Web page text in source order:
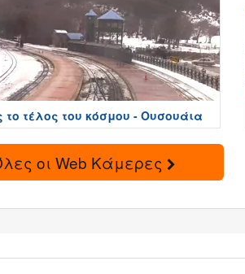
το τέλος του κόσμου - Ουσουάια
οι Web Κάμερες